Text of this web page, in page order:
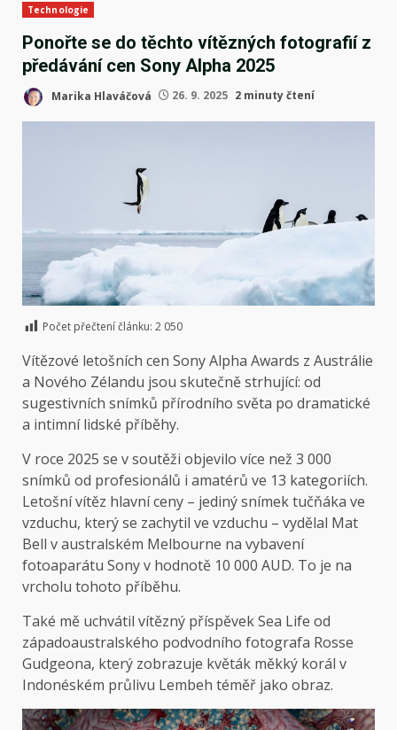
Technologie
Ponořte se do těchto vítězných fotografií z
předávání cen Sony Alpha 2025
Marika Hlaváčová 26. 9. 2025 2 minuty čtení
Počet přečtení článku: 2 050
Vítězové letošních cen Sony Alpha Awards z Austrálie
a Nového Zélandu jsou skutečně strhující: od
sugestivních snímků přírodního světa po dramatické
a intimní lidské příběhy.
V roce 2025 se v soutěži objevilo více než 3 000
snímků od profesionálů i amatérů ve 13 kategoriích.
Letošní vítěz hlavní ceny – jediný snímek tučňáka ve
vzduchu, který se zachytil ve vzduchu – vydělal Mat
Bell v australském Melbourne na vybavení
fotoaparátu Sony v hodnotě 10 000 AUD. To je na
vrcholu tohoto příběhu.
Také mě uchvátil vítězný příspěvek Sea Life od
západoaustralského podvodního fotografa Rosse
Gudgeona, který zobrazuje květák měkký korál v
Indonéském průlivu Lembeh téměř jako obraz.